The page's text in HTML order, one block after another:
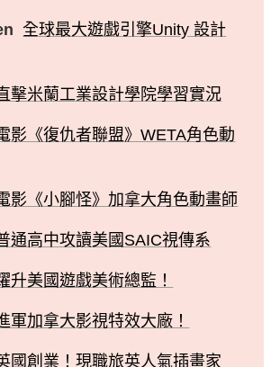
全球最大遊戲引擎Unity 設計
擊米蘭工業設計學院學習實況
影《復仇者聯盟》WETA角色動
影《小腳怪》加拿大角色動畫師
通高中攻讀美國SAIC視傳系
升美國遊戲美術總監！
軍加拿大影視特效大廠！
國創業！現職旅英人氣插畫家